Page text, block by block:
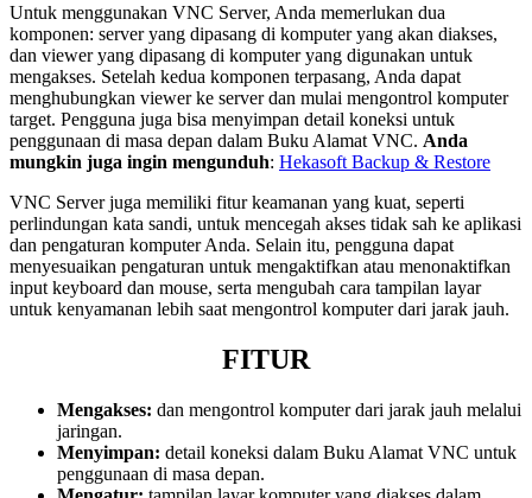
Untuk menggunakan VNC Server, Anda memerlukan dua
komponen: server yang dipasang di komputer yang akan diakses,
dan viewer yang dipasang di komputer yang digunakan untuk
mengakses. Setelah kedua komponen terpasang, Anda dapat
menghubungkan viewer ke server dan mulai mengontrol komputer
target. Pengguna juga bisa menyimpan detail koneksi untuk
penggunaan di masa depan dalam Buku Alamat VNC. Anda
mungkin juga ingin mengunduh: Hekasoft Backup & Restore
VNC Server juga memiliki fitur keamanan yang kuat, seperti
perlindungan kata sandi, untuk mencegah akses tidak sah ke aplikasi
dan pengaturan komputer Anda. Selain itu, pengguna dapat
menyesuaikan pengaturan untuk mengaktifkan atau menonaktifkan
input keyboard dan mouse, serta mengubah cara tampilan layar
untuk kenyamanan lebih saat mengontrol komputer dari jarak jauh.
FITUR
Mengakses: dan mengontrol komputer dari jarak jauh melalui
jaringan.
Menyimpan: detail koneksi dalam Buku Alamat VNC untuk
penggunaan di masa depan.